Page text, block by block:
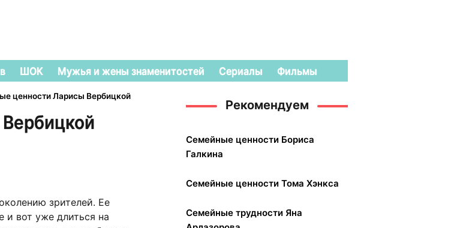
ШОК Мужья и жены знаменитостей Сериалы Фильмы
ценности Ларисы Вербицкой
зрителей. Ее
и вот уже длиться на
Рекомендуем
Семейные ценности Бориса
Галкина
Семейные ценности Тома Хэнкса
Семейные трудности Яна